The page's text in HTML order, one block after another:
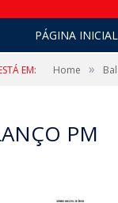
PÁGINA INICIAL
EM: Home »
PM